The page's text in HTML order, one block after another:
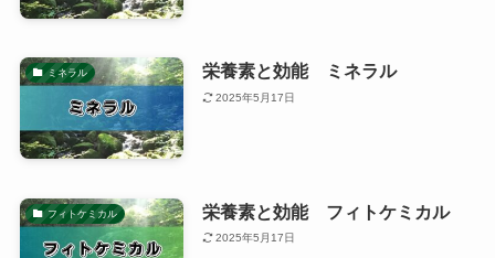
ミネラル 栄養素と効能 ミネラル
2025年5月17日
フィトケミカル 栄養素と効能 フィトケミカル
2025年5月17日